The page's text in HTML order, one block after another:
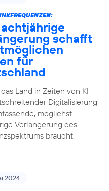
schafft
für
Land in Zeiten von KI
Digitalisierung
möglichst
Verlängerung des
braucht.
2024